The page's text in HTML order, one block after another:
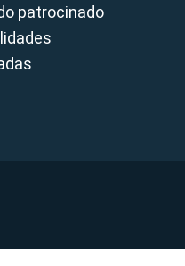
patrocinado